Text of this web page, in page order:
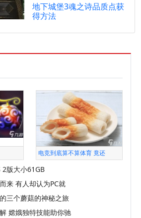
地下城堡3魂之诗品质点获
得方法
电竞到底算不算体育 竟还
2版大小61GB
来 有人却认为PC就
三个蘑菇的神秘之旅
嫦娥独特技能助你驰